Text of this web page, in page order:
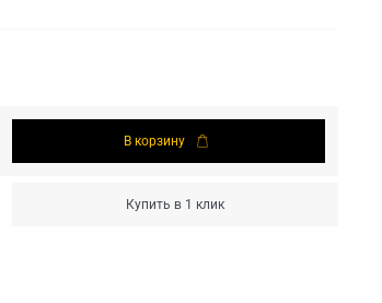
В корзину
Купить в 1 клик